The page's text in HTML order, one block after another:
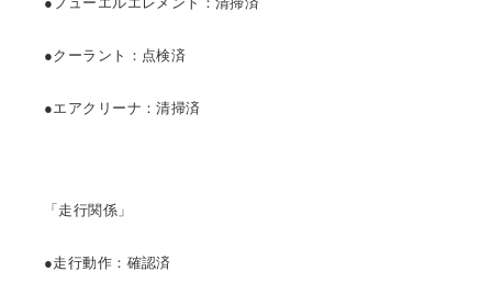
●クーラント：点検済
●エアクリーナ：清掃済
「走行関係」
●走行動作：確認済